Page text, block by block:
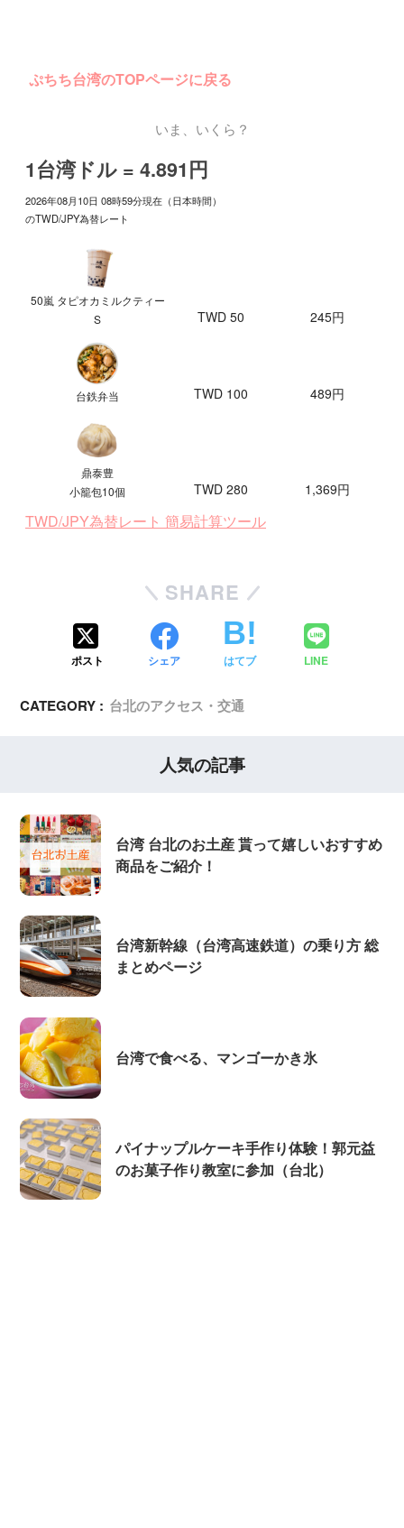
ぷちち台湾のTOPページに戻る
いま、いくら？
1台湾ドル = 4.891円
2026年08月10日 08時59分現在（日本時間）
のTWD/JPY為替レート
50嵐 タピオカミルクティー
S
TWD 50 245円
台鉄弁当 TWD 100 489円
鼎泰豊
小籠包10個
TWD 280 1,369円
TWD/JPY為替レート 簡易計算ツール
SHARE
ポスト シェア はてブ LINE
CATEGORY : 台北のアクセス・交通
人気の記事
台湾 台北のお土産 貰って嬉しいおすすめ
商品をご紹介！
台湾新幹線（台湾高速鉄道）の乗り方 総
まとめページ
台湾で食べる、マンゴーかき氷
パイナップルケーキ手作り体験！郭元益
のお菓子作り教室に参加（台北）